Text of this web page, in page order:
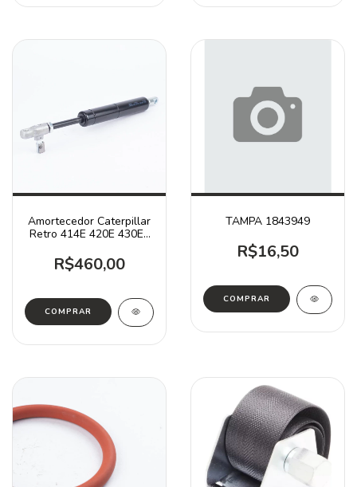
Amortecedor Caterpillar
Retro 414E 420E 430E /
R$460,00
TAMPA 1843949
R$16,50